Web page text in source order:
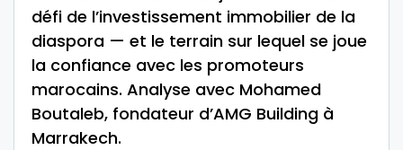
défi de l’investissement immobilier de la
diaspora — et le terrain sur lequel se joue
la confiance avec les promoteurs
marocains. Analyse avec Mohamed
Boutaleb, fondateur d’AMG Building à
Marrakech.